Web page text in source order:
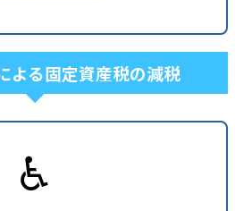
よる固定資産税の減税
♿